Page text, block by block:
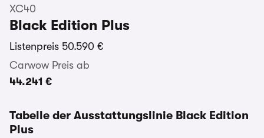
XC40
Black Edition Plus
Listenpreis 50.590 €
Carwow Preis ab
44.241 €
Tabelle der Ausstattungslinie Black Edition
Plus